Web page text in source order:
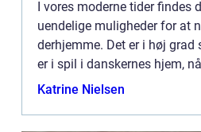
I vores moderne tider findes
uendelige muligheder for at
derhjemme. Det er i høj
er i spil i danskernes hjem,
stund med familie og
Katrine Nielsen